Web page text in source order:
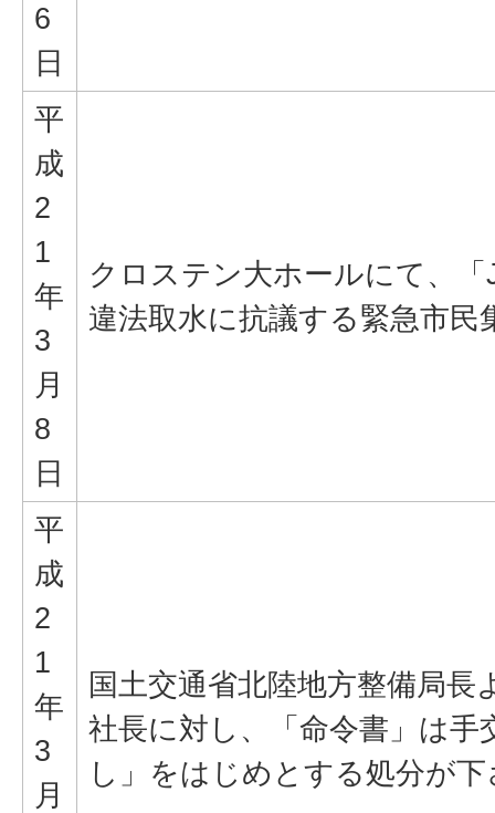
6
日
平
成
2
1
年
3
月
8
日
クロステン大ホールにて、
違法取水に抗議する緊急市民
平
成
2
1
年
3
月
国土交通省北陸地方整備局長
社長に対し、「命令書」は手
し」をはじめとする処分が